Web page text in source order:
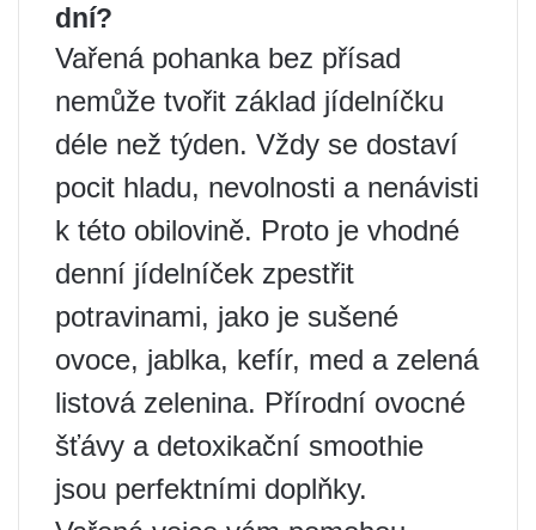
dní?
Vařená pohanka bez přísad
nemůže tvořit základ jídelníčku
déle než týden. Vždy se dostaví
pocit hladu, nevolnosti a nenávisti
k této obilovině. Proto je vhodné
denní jídelníček zpestřit
potravinami, jako je sušené
ovoce, jablka, kefír, med a zelená
listová zelenina. Přírodní ovocné
šťávy a detoxikační smoothie
jsou perfektními doplňky.